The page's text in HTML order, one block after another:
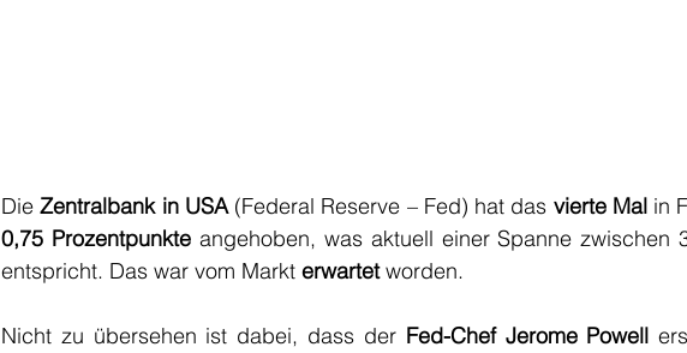
Die Zentralbank in USA (Federal Reserve – Fed) hat das vierte Mal
0,75 Prozentpunkte angehoben, was aktuell einer Spanne zwischen
entspricht. Das war vom Markt erwartet worden.
Nicht zu übersehen ist dabei, dass der Fed-Chef Jerome Powell